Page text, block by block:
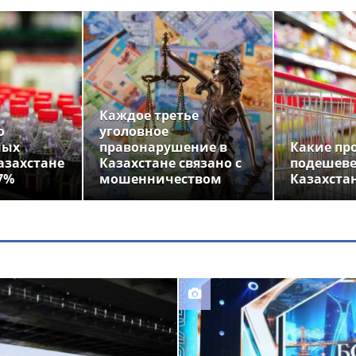
Каждое третье
уголовное
правонарушение в
Казахстане связано с
мошенничеством
Какие